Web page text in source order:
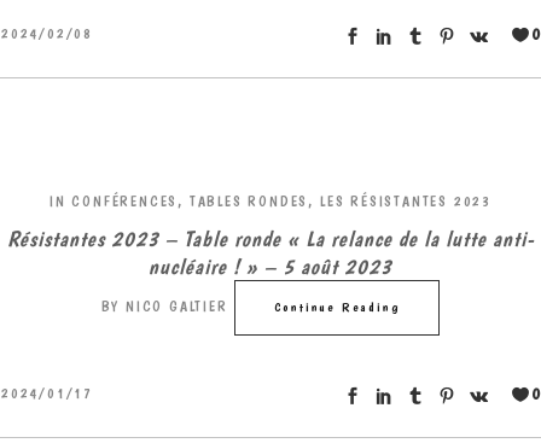
2024/02/08 0
IN CONFÉRENCES, TABLES RONDES , LES RÉSISTANTES 2023
Résistantes 2023 – Table ronde « La relance de la lutte anti-
nucléaire ! » – 5 août 2023
BY NICO GALTIER Continue Reading
2024/01/17 0